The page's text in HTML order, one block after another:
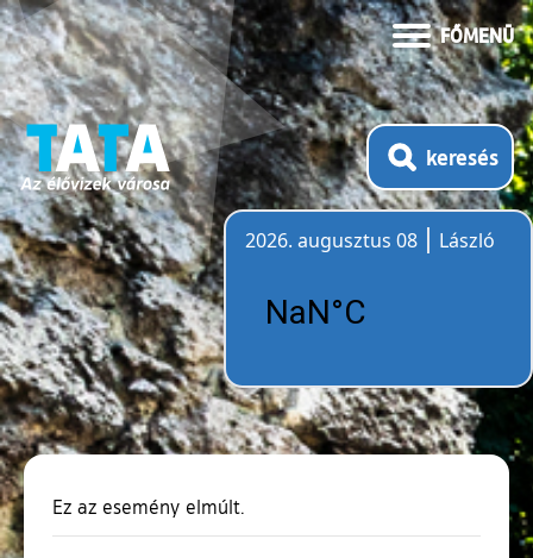
FŐMENÜ
keresés
2026. augusztus 08
László
Ez az esemény elmúlt.